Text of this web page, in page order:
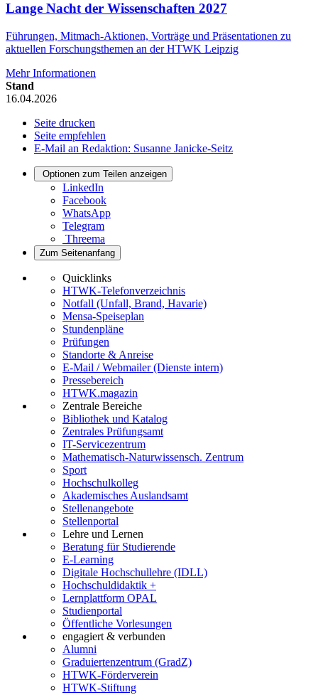
Lange Nacht der Wissenschaften 2027
Führungen, Mitmach-Aktionen, Vorträge und Präsentationen zu
aktuellen Forschungsthemen an der HTWK Leipzig
Mehr Informationen
Stand
16.04.2026
Seite drucken
Seite empfehlen
E-Mail an Redaktion: Susanne Janicke-Seitz
Optionen zum Teilen anzeigen
LinkedIn
Facebook
WhatsApp
Telegram
Threema
Zum Seitenanfang
Quicklinks
HTWK-Telefonverzeichnis
Notfall (Unfall, Brand, Havarie)
Mensa-Speiseplan
Stundenpläne
Prüfungen
Standorte & Anreise
E-Mail / Webmailer (Dienste intern)
Pressebereich
HTWK.magazin
Zentrale Bereiche
Bibliothek und Katalog
Zentrales Prüfungsamt
IT-Servicezentrum
Mathematisch-Naturwissensch. Zentrum
Sport
Hochschulkolleg
Akademisches Auslandsamt
Stellenangebote
Stellenportal
Lehre und Lernen
Beratung für Studierende
E-Learning
Digitale Hochschullehre (IDLL)
Hochschuldidaktik +
Lernplattform OPAL
Studienportal
Öffentliche Vorlesungen
engagiert & verbunden
Alumni
Graduiertenzentrum (GradZ)
HTWK-Förderverein
HTWK-Stiftung